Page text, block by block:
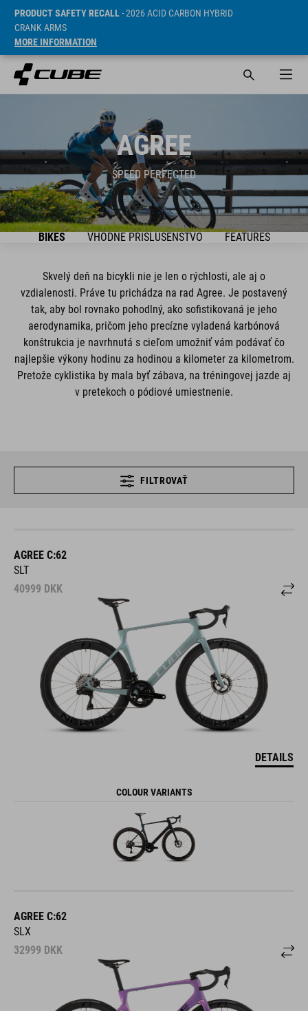
PRODUCT SAFETY RECALL- 2026 ACID CARBON HYBRID
CRANK ARMS
MORE INFORMATION
AGREE
SPEED PERFECTED
BIKES VHODNÉ PRÍSLUŠENSTVO FEATURES
Skvelý deň na bicykli nie je len o rýchlosti, ale aj o
vzdialenosti. Práve tu prichádza na rad Agree. Je postavený
tak, aby bol rovnako pohodlný, ako sofistikovaná je jeho
aerodynamika, pričom jeho precízne vyladená karbónová
konštrukcia je navrhnutá s cieľom umožniť vám podávať čo
najlepšie výkony hodinu za hodinou a kilometer za kilometrom.
Pretože cyklistika by mala byť zábava, na tréningovej jazde aj
v pretekoch o pódiové umiestnenie.
FILTROVAŤ
AGREE C:62
SLT
40999 DKK
DETAILS
COLOUR VARIANTS
AGREE C:62
SLX
32999 DKK